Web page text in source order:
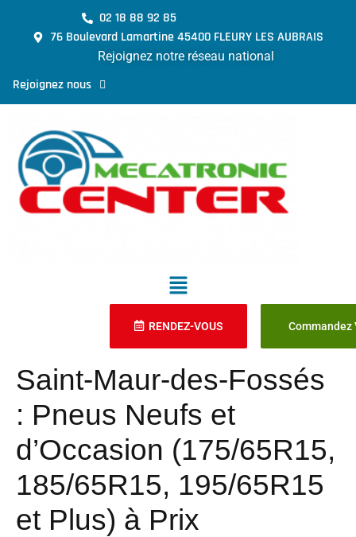
02 18 88 92 85
76 Boulevard Lamartine 45400 FLEURY LES AUBRAIS
Rejoignez notre réseau national
Rejoignez nous
RENDEZ-VOUS Commandez
Saint-Maur-des-Fossés
: Pneus Neufs et
d’Occasion (175/65R15,
185/65R15, 195/65R15
et Plus) à Prix